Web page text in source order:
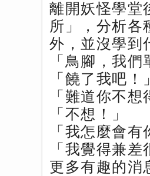
離開妖怪學堂
所」，分析各
外，並沒學到
「鳥腳，我
「饒了我吧！
「難道你不
「不想！」
「我怎麼會
「我覺得兼
更多有趣的消